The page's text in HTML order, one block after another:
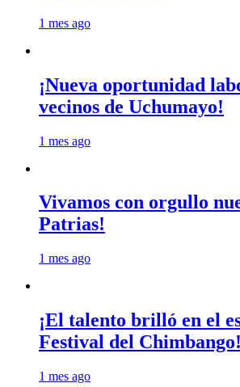
1 mes ago
¡Nueva oportunidad
vecinos de Uchumayo!
1 mes ago
Vivamos con orgullo
Patrias!
1 mes ago
¡El talento brilló en el
Festival del Chimbango!
1 mes ago